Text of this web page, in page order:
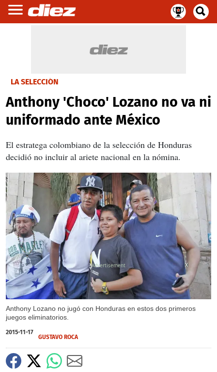
LA SELECCIÓN
Anthony 'Choco' Lozano no va ni
uniformado ante México
El estratega colombiano de la selección de Honduras
decidió no incluir al ariete nacional en la nómina.
Anthony Lozano no jugó con Honduras en estos dos primeros
juegos eliminatorios.
X
2015-11-17
GUSTAVO ROCA